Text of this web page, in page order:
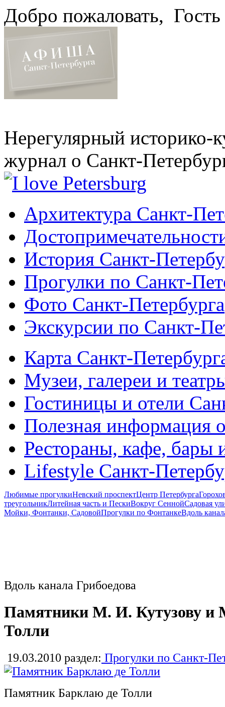
Добро пожаловать, Гость
Нерегулярный историко-
журнал о Санкт-
Архитектура Санкт-
История Санкт-
Прогулки по Санкт-
Фото Санкт-Петербурга
Экскурсии по Санкт-
Карта Санкт-
Музеи, галереи и
Гостиницы и отели
Полезная информация
Рестораны, кафе, бары
Lifestyle Санкт-
Любимые прогулкиНевский проспектЦентр Петербурга
треугольникЛитейная часть и ПескиВокруг СеннойСадовая
Мойки, Фонтанки, СадовойПрогулки по ФонтанкеВдоль
Вдоль канала Грибоедова
Памятники М. И. Кутузову и
Толли
19.03.2010 раздел: Прогулки по Санкт-
Памятник Барклаю де Толли